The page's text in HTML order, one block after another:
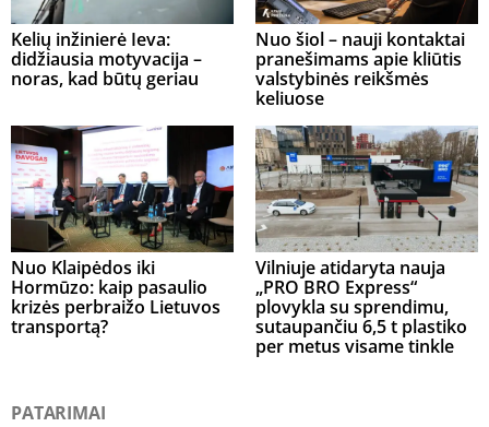
Kelių inžinierė Ieva:
didžiausia motyvacija –
noras, kad būtų geriau
Nuo šiol – nauji kontaktai
pranešimams apie kliūtis
valstybinės reikšmės
keliuose
Nuo Klaipėdos iki
Hormūzo: kaip pasaulio
krizės perbraižo Lietuvos
transportą?
Vilniuje atidaryta nauja
„PRO BRO Express“
plovykla su sprendimu,
sutaupančiu 6,5 t plastiko
per metus visame tinkle
PATARIMAI